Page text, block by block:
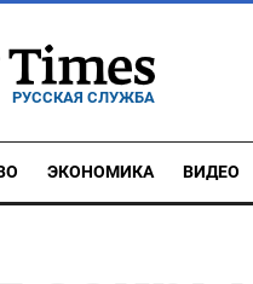
РУССКАЯ СЛУЖБА
ЭКОНОМИКА ВИДЕО